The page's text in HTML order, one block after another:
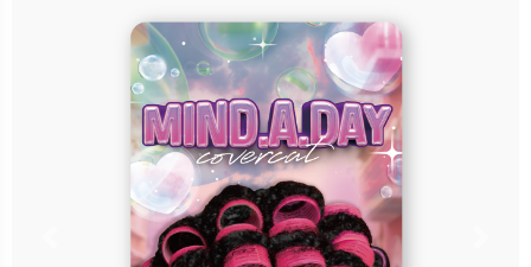
說明：收錄於
「MIND.A.DAY《閃卡系列》盲
包一卡通」全系列共8款隨機獲
得，每包可獲得隨機1款！
Previous